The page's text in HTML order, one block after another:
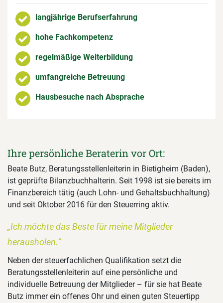
langjährige Berufserfahrung
hohe Fachkompetenz
regelmäßige Weiterbildung
umfangreiche Betreuung
Hausbesuche nach Absprache
Ihre persönliche Beraterin vor Ort:
Beate Butz, Beratungsstellenleiterin in Bietigheim (Baden),
ist geprüfte Bilanzbuchhalterin. Seit 1998 ist sie bereits im
Finanzbereich tätig (auch Lohn- und Gehaltsbuchhaltung)
und seit Oktober 2016 für den Steuerring aktiv.
„Ich möchte das Beste für meine Mitglieder
herausholen.“
Neben der steuerfachlichen Qualifikation setzt die
Beratungsstellenleiterin auf eine persönliche und
individuelle Betreuung der Mitglieder – für sie hat Beate
Butz immer ein offenes Ohr und einen guten Steuertipp